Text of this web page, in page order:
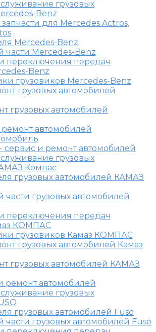
грузовых
Benz
для Mercedes Actros,
Mercedes-Benz
части Mercedes-Benz
переключения передач
Benz
грузовиков Mercedes-Benz
грузовых автомобилей
грузовых автомобилей
автомобилей
и ремонт автомобилей
грузовых
Компас
грузовых автомобилей КАМАЗ
части грузовых автомобилей
переключения передач
КОМПАС
грузовиков Камаз КОМПАС
грузовых автомобилей Камаз
грузовых автомобилей КАМАЗ
ремонт автомобилей
грузовых
грузовых автомобилей Fuso
части грузовых автомобилей Fuso